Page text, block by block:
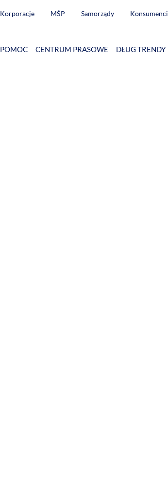
Korporacje MŚP Samorządy Konsumenci
POMOC CENTRUM PRASOWE DŁUG TRENDY